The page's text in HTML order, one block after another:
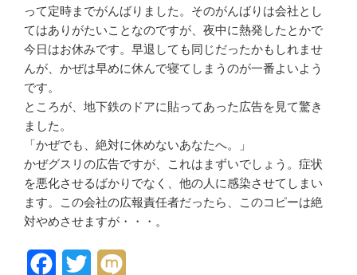
って定時までがんばりました。そのがんばりは会社とし
てはありがたいことなのですが、夜中に熱発したとかで
今日はお休みです。早退しても同じだったかもしれませ
んが、かぜは早めに休んで寝てしまうのが一番よいよう
です。
ところが、地下鉄のドアに貼ってあった広告を見て驚き
ました。
「かぜでも、絶対に休めないあなたへ。」
かぜグスリの広告ですが、これはまずいでしょう。症状
を悪化させるばかりでなく、他の人に感染させてしまい
ます。この会社の広報責任者だったら、このコピーは絶
対やめさせますが・・・。